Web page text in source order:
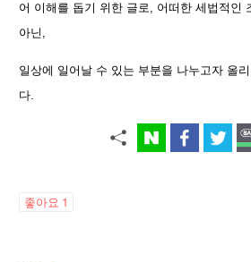
어 이해를 돕기 위한 글로, 어떠한 세법적인
아닌,
일상에 일어날 수 있는 부분을 나누고자 올
다.
좋아요 1